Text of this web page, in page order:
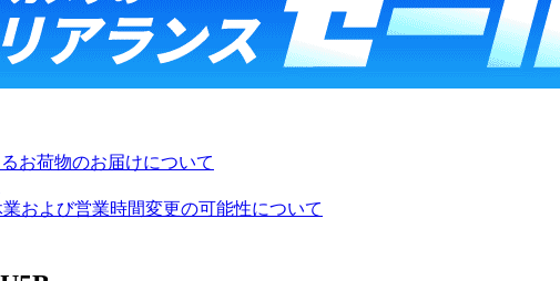
お荷物のお届けについて
および営業時間変更の可能性について